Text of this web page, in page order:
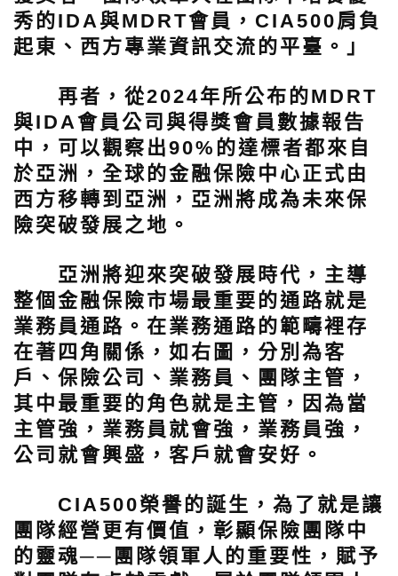
秀的IDA與MDRT會員，CIA500肩負
起東、西方專業資訊交流的平臺。」
再者，從2024年所公布的MDRT
與IDA會員公司與得獎會員數據報告
中，可以觀察出90%的達標者都來自
於亞洲，全球的金融保險中心正式由
西方移轉到亞洲，亞洲將成為未來保
險突破發展之地。
亞洲將迎來突破發展時代，主導
整個金融保險市場最重要的通路就是
業務員通路。在業務通路的範疇裡存
在著四角關係，如右圖，分別為客
戶、保險公司、業務員、團隊主管，
其中最重要的角色就是主管，因為當
主管強，業務員就會強，業務員強，
公司就會興盛，客戶就會安好。
CIA500榮譽的誕生，為了就是讓
團隊經營更有價值，彰顯保險團隊中
的靈魂──團隊領軍人的重要性，賦予